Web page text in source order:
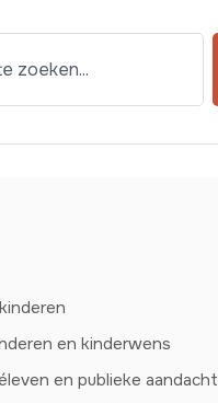
en kinderwens
en publieke aandacht